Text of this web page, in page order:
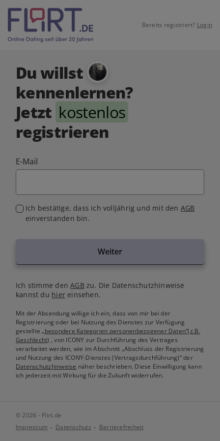
Bereits registriert? Login
Du willst
kennenlernen?
Jetzt kostenlos
registrieren
E-Mail
Ich bestätige, dass ich volljährig und mit den AGB
einverstanden bin.
Weiter
Ich stimme denAGB zu. Die Datenschutzhinweise
kannst du hiereinsehen.
Mit der Absendung willige ich ein, dass von mir bei der
Registrierung oder bei Nutzung des Dienstes zur Verfügung
gestellte„besondere Kategorien personenbezogener Daten“(z.B.
Geschlecht) , von ICONY zur Durchführung des Vertrages
verarbeitet werden, wie im Abschnitt „Abschluss der Registrierung
und Nutzung des ICONY-Dienstes (Vertragsdurchführung)“ der
Datenschutzhinweise näher beschrieben. Diese Einwilligung kann
ich jederzeit mit Wirkung für die Zukunft widerrufen.
© 2026 - Flirt.de
Impressum
Datenschutz Barrierefreiheit